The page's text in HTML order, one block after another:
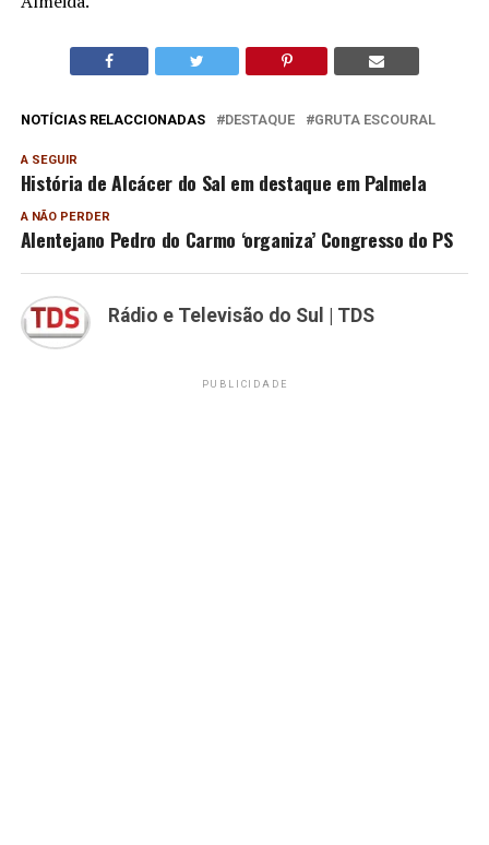
NOTÍCIAS RELACCIONADAS DESTAQUE GRUTA ESCOURAL
A SEGUIR
História de Alcácer do Sal em destaque em Palmela
A NÃO PERDER
Alentejano Pedro do Carmo ‘organiza’ Congresso do PS
Rádio e Televisão do Sul | TDS
PUBLICIDADE